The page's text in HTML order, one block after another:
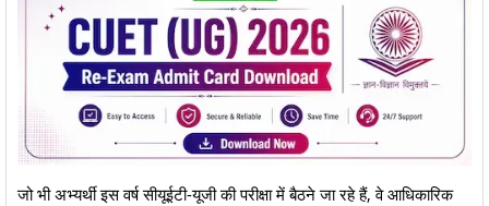
​जो भी अभ्यर्थी इस वर्ष सीयूईटी-यूजी की परीक्षा में बैठने जा रहे हैं, वे आधिकारिक